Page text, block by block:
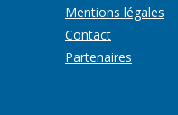
Mentions légales
Contact
Partenaires